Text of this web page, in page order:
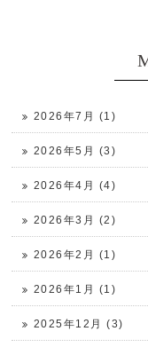
2026年7月 (1)
2026年5月 (3)
2026年4月 (4)
2026年3月 (2)
2026年2月 (1)
2026年1月 (1)
2025年12月 (3)